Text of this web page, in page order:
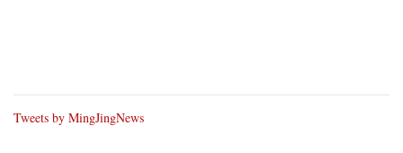
Tweets by MingJingNews